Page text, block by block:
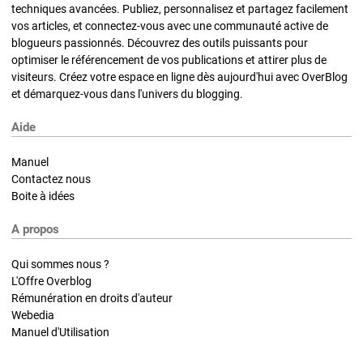
techniques avancées. Publiez, personnalisez et partagez facilement
vos articles, et connectez-vous avec une communauté active de
blogueurs passionnés. Découvrez des outils puissants pour
optimiser le référencement de vos publications et attirer plus de
visiteurs. Créez votre espace en ligne dès aujourd'hui avec OverBlog
et démarquez-vous dans l'univers du blogging.
Aide
Manuel
Contactez nous
Boite à idées
A propos
Qui sommes nous ?
L'Offre Overblog
Rémunération en droits d'auteur
Webedia
Manuel d'Utilisation